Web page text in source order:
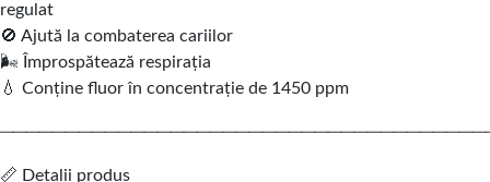
regulat
🚫 Ajută la combaterea cariilor
🌬️ Împrospătează respirația
💧 Conține fluor în concentrație de 1450 ppm
📏 Detalii produs